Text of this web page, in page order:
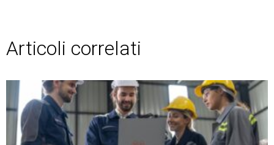
Articoli correlati